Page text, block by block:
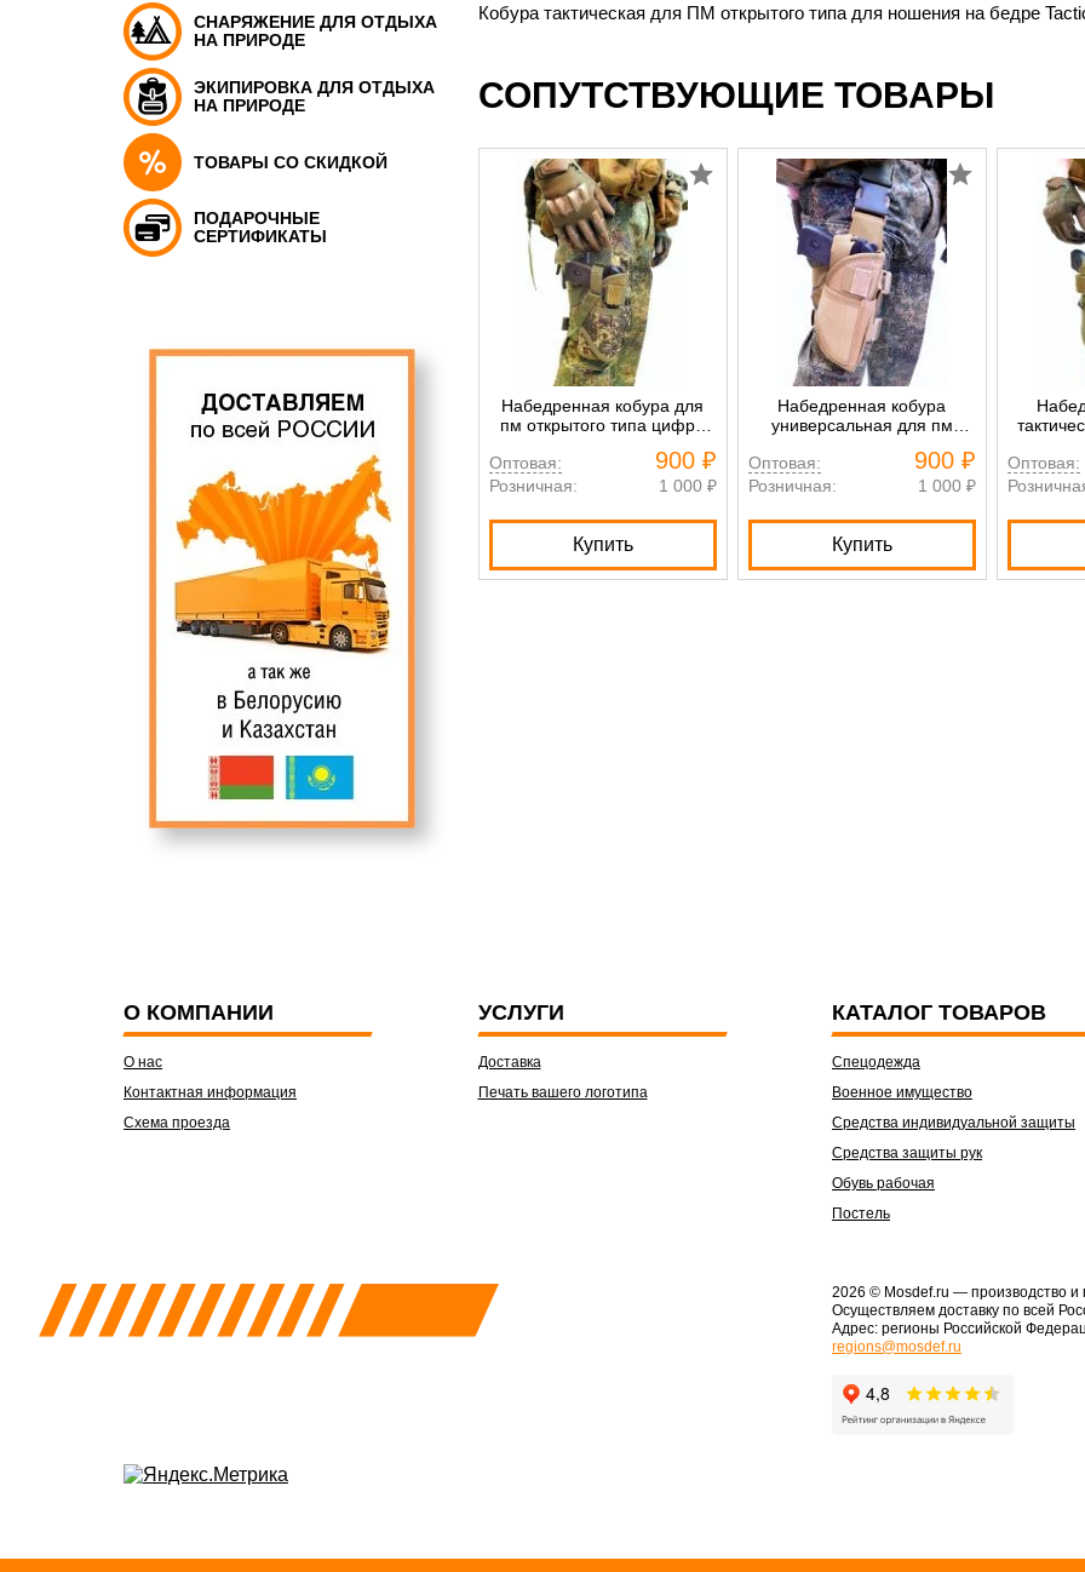
СНАРЯЖЕНИЕ ДЛЯ ОТДЫХА
НА ПРИРОДЕ
ЭКИПИРОВКА ДЛЯ ОТДЫХА
НА ПРИРОДЕ
ТОВАРЫ СО СКИДКОЙ
ПОДАРОЧНЫЕ
СЕРТИФИКАТЫ
Кобура тактическая для ПМ открытого типа для ношения на бедре
СОПУТСТВУЮЩИЕ ТОВАРЫ
Набедренная кобура для
пм открытого типа цифра
Оптовая:
900 ₽
Розничная: 1 000 ₽
Купить
Набедренная кобура
универсальная для пм
Оптовая:
900 ₽
Розничная: 1 000 ₽
Купить
Оптовая:
О КОМПАНИИ
О нас
Контактная информация
Схема проезда
УСЛУГИ
Доставка
Печать вашего логотипа
КАТАЛОГ ТОВАРОВ
Спецодежда
Военное имущество
Средства индивидуальной защиты
Средства защиты рук
Обувь рабочая
Постель
2026 © Mosdef.ru — производство
Осуществляем доставку по всей
Адрес: регионы Российской
regions@mosdef.ru